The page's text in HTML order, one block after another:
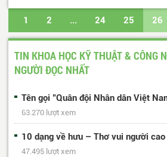
1 2 ... 24 25 26
... 81 82 Trang cuối
TIN KHOA HỌC KỸ THUẬT & CÔNG
NGƯỜI ĐỌC NHẤT
Tên gọi "Quân đội Nhân dân Việt
63.270 lượt xem
10 dạng về hưu – Thơ vui người cao
47.495 lượt xem